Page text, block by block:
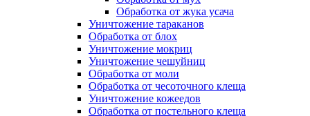
Обработка от жука усача
Уничтожение тараканов
Обработка от блох
Уничтожение мокриц
Уничтожение чешуйниц
Обработка от моли
Обработка от чесоточного клеща
Уничтожение кожеедов
Обработка от постельного клеща